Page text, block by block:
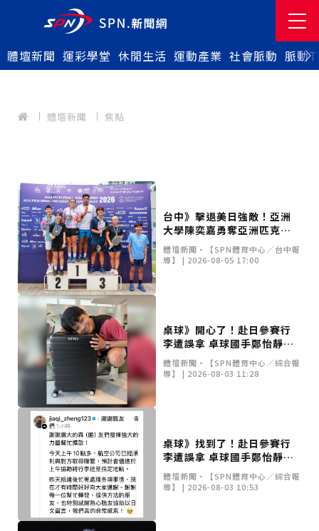
體壇新聞 運彩學堂 休閒生活 運動產業 社會脈動 脈動
體壇新聞 焦點
台中》擊退美日強敵！亞洲
大學陳奕嘉勇奪亞洲匹克球
賽雙牌 10月挺進美國世界賽
體壇新聞•【SPN體育中心／台中報
導】 | 2026-08-05 17:00
桌球》開心了！赴日參賽行
李遭誤拿 卓球國手鄭怡靜裝
備尋回開懷合照
體壇新聞•【SPN體育中心／綜合報
導】 | 2026-08-03 11:28
桌球》找到了！赴日參賽行
李遭誤拿 卓球國手鄭怡靜比
賽裝備已順利尋回
體壇新聞•【SPN體育中心／綜合報
導】 | 2026-08-03 10:53